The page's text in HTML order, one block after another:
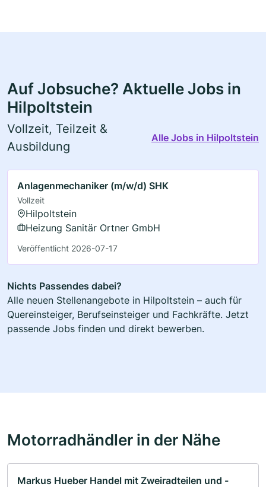
Auf Jobsuche? Aktuelle Jobs in
Hilpoltstein
Vollzeit, Teilzeit &
Ausbildung
Alle Jobs in Hilpoltstein
Anlagenmechaniker (m/w/d) SHK
Vollzeit
Hilpoltstein
Heizung Sanitär Ortner GmbH
Veröffentlicht 2026-07-17
Nichts Passendes dabei?
Alle neuen Stellenangebote in Hilpoltstein – auch für
Quereinsteiger, Berufseinsteiger und Fachkräfte. Jetzt
passende Jobs finden und direkt bewerben.
Motorradhändler in der Nähe
Markus Hueber Handel mit Zweiradteilen und -